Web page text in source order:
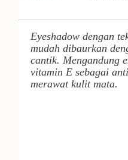
Eyeshadow dengan
mudah dibaurkan
cantik. Mengandung
vitamin E sebagai
merawat kulit mata.